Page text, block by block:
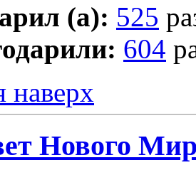
(а): 525
604
наверх
Нового